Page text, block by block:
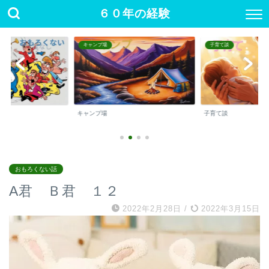
６０年の経験
キャンプ場
キャンプ場
子育て談
子育て談
おもろくない話
A君 Ｂ君 １２
2022年2月28日 / 2022年3月15日